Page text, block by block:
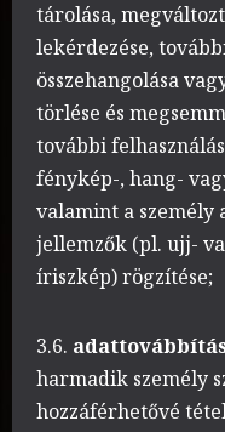
tárolása,
lekérdezése,
összehangolása
törlése és
további
fénykép-, hang-
valamint a személy
jellemzők (pl. ujj-
íriszkép) rögzítése;
3.6.
harmadik személy
hozzáférhetővé